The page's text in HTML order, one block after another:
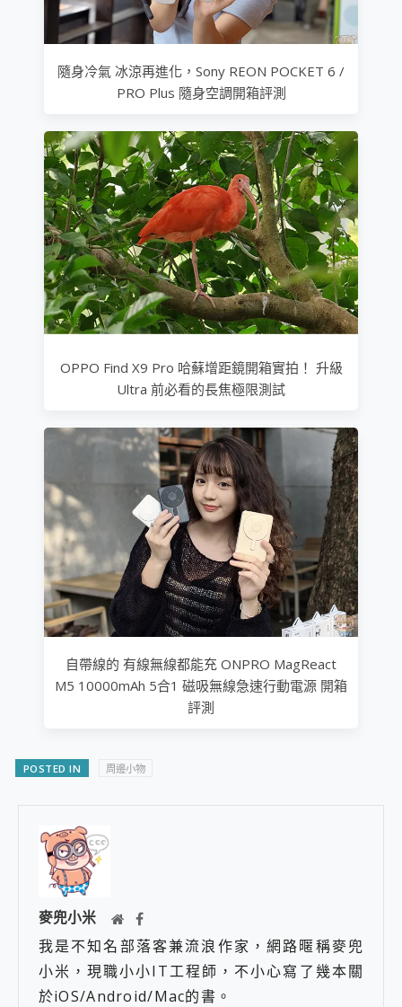
隨身冷氣 冰涼再進化，Sony REON POCKET 6 /
PRO Plus 隨身空調開箱評測
OPPO Find X9 Pro 哈蘇增距鏡開箱實拍！ 升級
Ultra 前必看的長焦極限測試
自帶線的 有線無線都能充 ONPRO MagReact
M5 10000mAh 5合1 磁吸無線急速行動電源 開箱
評測
POSTED IN 周邊小物
麥兜小米
我是不知名部落客兼流浪作家，網路暱稱麥兜
小米，現職小小IT工程師，不小心寫了幾本關
於iOS/Android/Mac的書。